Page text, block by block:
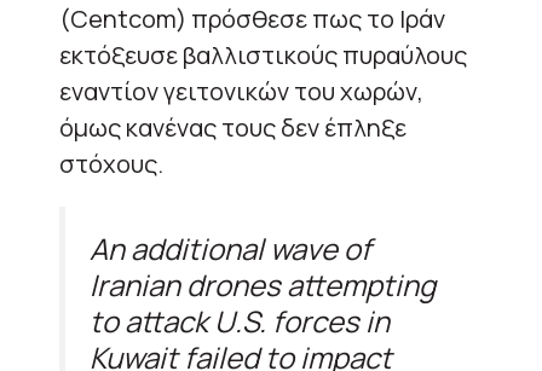
(Centcom) πρόσθεσε πως το Ιράν
εκτόξευσε βαλλιστικούς πυραύλους
εναντίον γειτονικών του χωρών,
όμως κανένας τους δεν έπληξε
στόχους.
An additional wave of
Iranian drones attempting
to attack U.S. forces in
Kuwait failed to impact